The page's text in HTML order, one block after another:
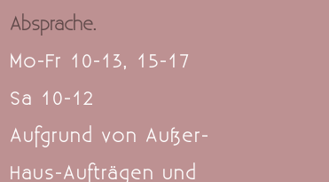
Absprache.
Mo-Fr 10-13, 15-17
Sa 10-12
Aufgrund von Außer-
Haus-Aufträgen und